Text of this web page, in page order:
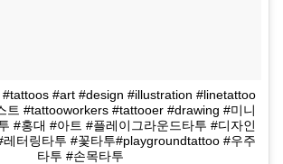
#tattoos #art #design #illustration #linetattoo
트 #tattooworkers #tattooer #drawing #미니
#홍대 #아트 #플레이그라운드타투 #디자인
레터링타투 #꽃타투#playgroundtattoo #우주
타투 #손목타투